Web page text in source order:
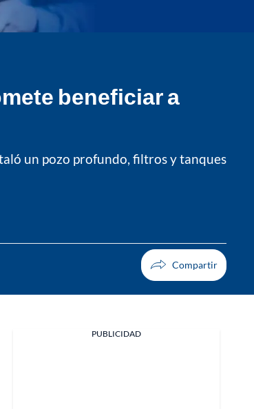
beneficiar a
un pozo profundo, filtros y tanques
PUBLICIDAD